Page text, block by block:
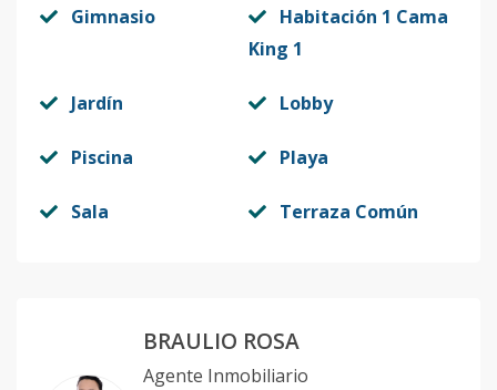
Gimnasio
Habitación 1 Cama
King 1
Jardín Lobby
Piscina Playa
Sala Terraza Común
BRAULIO ROSA
Agente Inmobiliario